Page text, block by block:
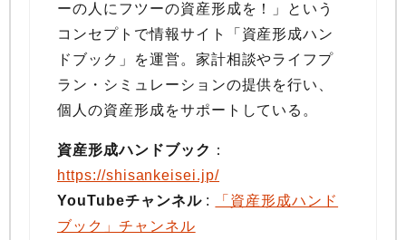
ーの人にフツーの資産形成を！」という
コンセプトで情報サイト「資産形成ハン
ドブック」を運営。家計相談やライフプ
ラン・シミュレーションの提供を行い、
個人の資産形成をサポートしている。
資産形成ハンドブック ：
https://shisankeisei.jp/
YouTubeチャンネル:
「資産形成ハンド
ブック」チャンネル